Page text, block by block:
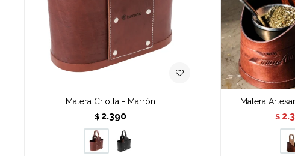
Matera Criolla - Marrón
$ 2.390
Matera
$